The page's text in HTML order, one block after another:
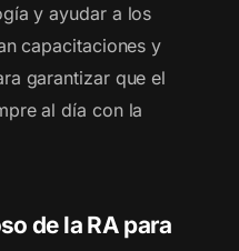
y ayudar a los
capacitaciones y
garantizar que el
al día con la
de la RA para